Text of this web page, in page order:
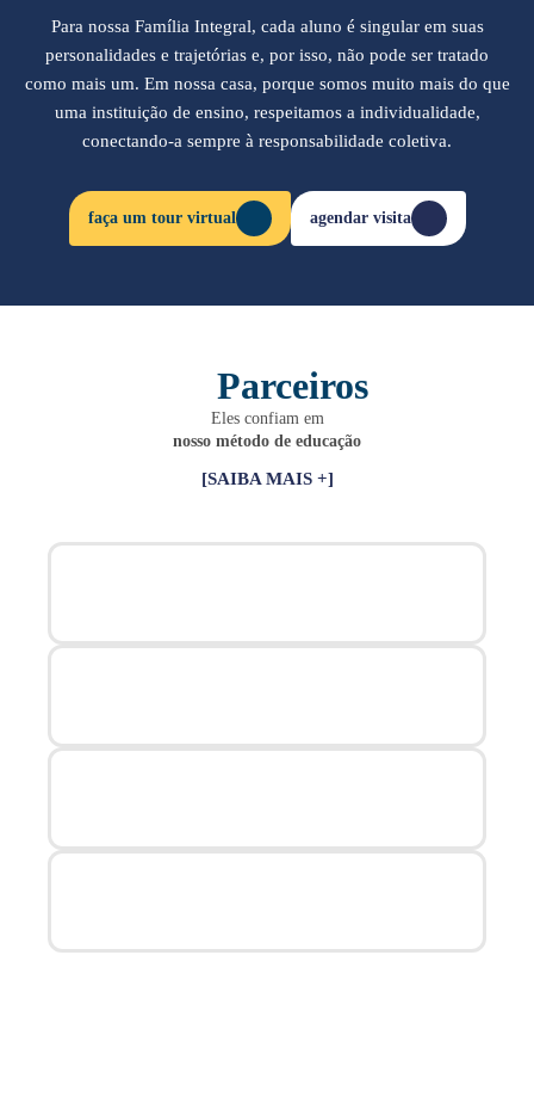
Para nossa Família Integral, cada aluno é singular em suas
personalidades e trajetórias e, por isso, não pode ser tratado
como mais um. Em nossa casa, porque somos muito mais do que
uma instituição de ensino, respeitamos a individualidade,
conectando-a sempre à responsabilidade coletiva.
faça um tour virtual agendar visita
Parceiros
Eles confiam em
nosso método de educação
[SAIBA MAIS +]